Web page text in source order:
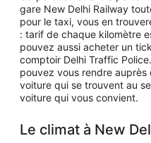
gare New Delhi Railway
pour le taxi, vous en
: tarif de chaque kilomètre
pouvez aussi acheter un
comptoir Delhi Traffic
pouvez vous rendre
voiture qui se trouvent au
voiture qui vous convient.
Le climat à New